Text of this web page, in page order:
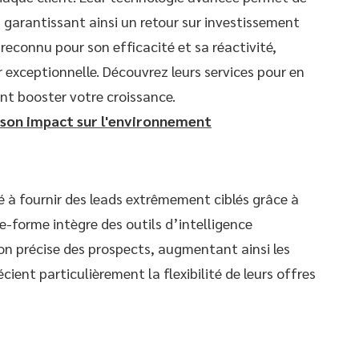
ainsi un retour sur investissement
pour son efficacité et sa réactivité,
Découvrez leurs services pour en
booster votre croissance.
impact sur l'environnement
fournir des leads extrêmement ciblés grâce à
forme intègre des outils d’intelligence
précise des prospects, augmentant ainsi les
particulièrement la flexibilité de leurs offres